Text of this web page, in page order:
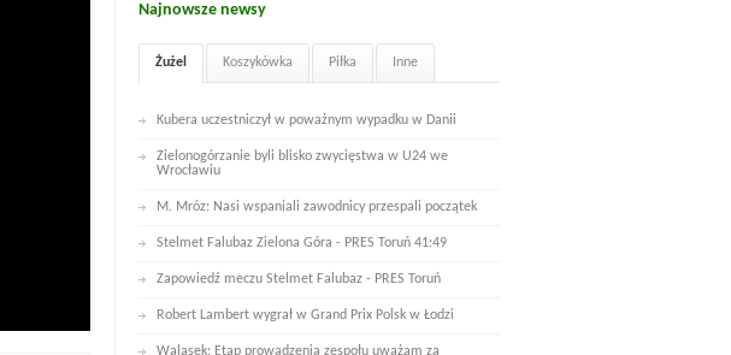
Najnowsze newsy
Żużel Koszykówka Piłka Inne
Kubera uczestniczył w poważnym wypadku w Danii
Zielonogórzanie byli blisko zwycięstwa w U24 we
Wrocławiu
M. Mróz: Nasi wspaniali zawodnicy przespali początek
Stelmet Falubaz Zielona Góra - PRES Toruń 41:49
Zapowiedź meczu Stelmet Falubaz - PRES Toruń
Robert Lambert wygrał w Grand Prix Polsk w Łodzi
Walasek: Etap prowadzenia zespołu uważam za